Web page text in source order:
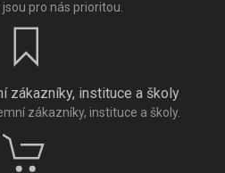
pro nás prioritou.
zákazníky, instituce a školy
zákazníky, instituce a školy.